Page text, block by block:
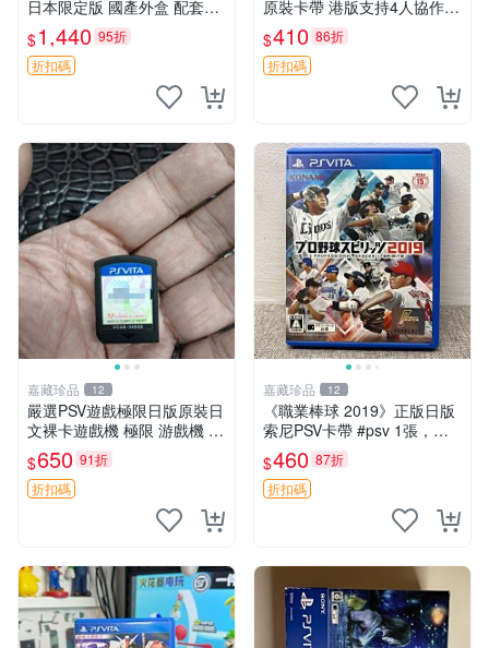
日本限定版 國產外盒 配套齊
全 輕便易運送 迷宮地下 游玩
樂器 原聲CD
$1,440 95折
折扣碼
原裝卡帶 港版支持4人協作
保存完美好如新 仙境傳說 奧
德賽 港版
$410 86折
折扣碼
嘉藏珍品 12
嚴選PSV遊戲極限日版原裝日
文裸卡遊戲機 極限 游戲機 P
SV
$650 91折
折扣碼
嘉藏珍品 12
《職業棒球 2019》正版日版
索尼PSV卡帶 #psv 1張，同
時購第二張起可減張， 成色
如圖，原相機拍攝，一卡一
拍，因相機，光線環境等因
$460 87折
折扣碼